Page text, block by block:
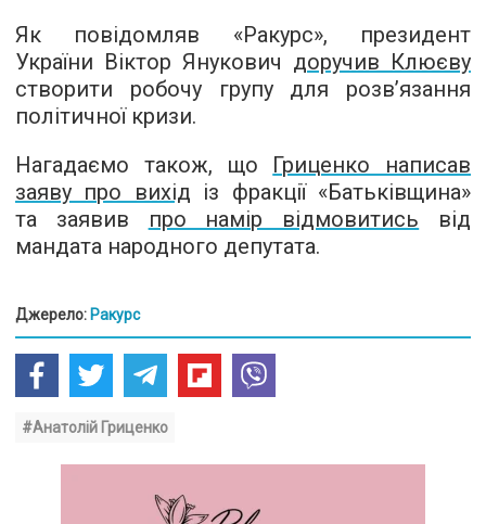
Як повідомляв «Ракурс», президент
України Віктор Янукович доручив Клюєву
створити робочу групу для розв’язання
політичної кризи.
Нагадаємо також, що Гриценко написав
заяву про вихід із фракції «Батьківщина»
та заявив про намір відмовитись від
мандата народного депутата.
Джерело: Ракурс
#Анатолій Гриценко